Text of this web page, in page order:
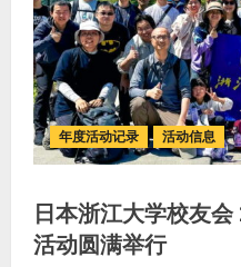
年度活动记录 活动信息
日本浙江大学校友
活动圆满举行